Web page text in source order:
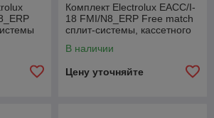
Комплект Electrolux EACC/I-
18 FMI/N8_ERP Free match
сплит-системы, кассетного
В наличии
Цену уточняйте